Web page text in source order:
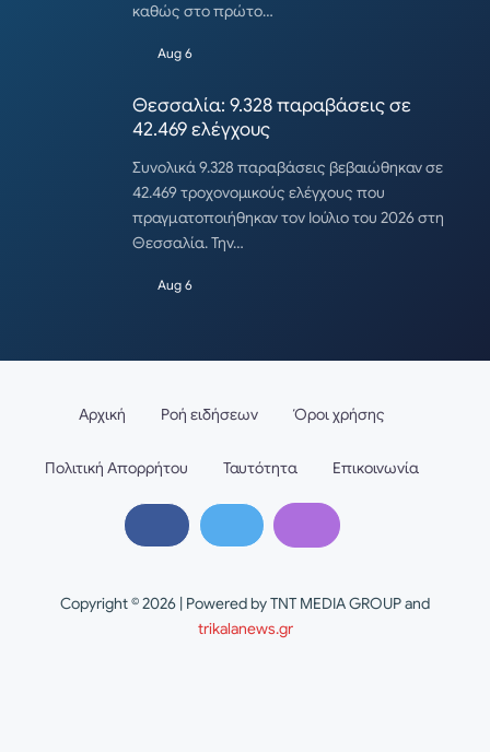
καθώς στο πρώτο…
Aug 6
Θεσσαλία: 9.328 παραβάσεις σε
42.469 ελέγχους
Συνολικά 9.328 παραβάσεις βεβαιώθηκαν σε
42.469 τροχονομικούς ελέγχους που
πραγματοποιήθηκαν τον Ιούλιο του 2026 στη
Θεσσαλία. Την…
Aug 6
Copyright © 2026 | Powered by TNT MEDIA GROUP and
trikalanews.gr
Αρχική Ροή ειδήσεων Όροι χρήσης
Πολιτική Απορρήτου Ταυτότητα Επικοινωνία